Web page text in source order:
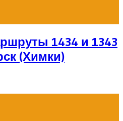
1434 и 1343
(Химки)